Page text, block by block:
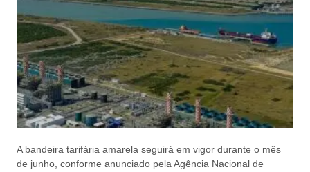
A bandeira tarifária amarela seguirá em vigor durante o mês
de junho, conforme anunciado pela Agência Nacional de